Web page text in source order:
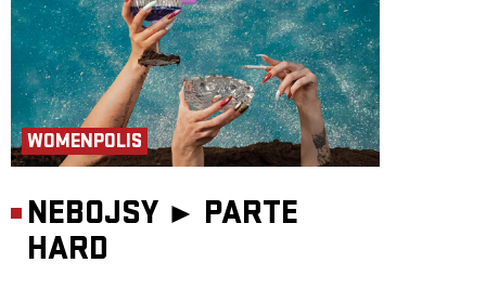
WOMENPOLIS
NEBOJSY ► PARTE
HARD